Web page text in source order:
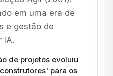
em uma era de
e gestão de
IA.
de projetos evoluiu
para os